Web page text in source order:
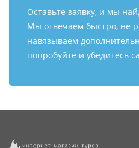
Оставьте заявку, и мы
Мы отвечаем быстро, не
навязываем
попробуйте и убедитесь